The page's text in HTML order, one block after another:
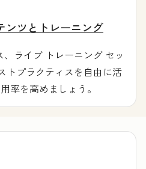
ンツとトレーニング
ライブ トレーニング セッ
トプラクティスを自由に活
率を高めましょう。